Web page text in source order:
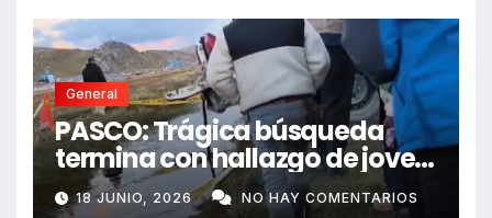
General
PASCO: Trágica búsqueda
termina con hallazgo de joven
sin vida en Rancas
18 JUNIO, 2026 NO HAY COMENTARIOS